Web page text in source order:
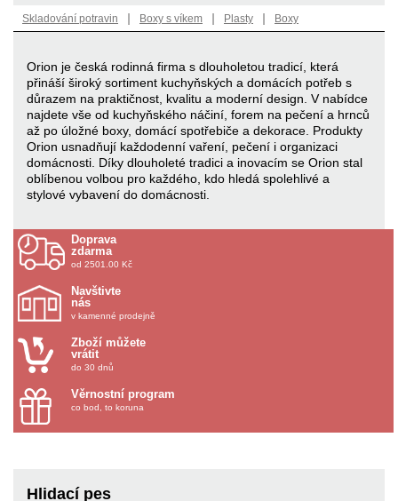
Skladování potravin | Boxy s víkem | Plasty | Boxy
Orion je česká rodinná firma s dlouholetou tradicí, která
přináší široký sortiment kuchyňských a domácích potřeb s
důrazem na praktičnost, kvalitu a moderní design. V nabídce
najdete vše od kuchyňského náčiní, forem na pečení a hrnců
až po úložné boxy, domácí spotřebiče a dekorace. Produkty
Orion usnadňují každodenní vaření, pečení i organizaci
domácnosti. Díky dlouholeté tradici a inovacím se Orion stal
oblíbenou volbou pro každého, kdo hledá spolehlivé a
stylové vybavení do domácnosti.
Doprava
zdarma
od 2501.00 Kč
Navštivte
nás
v kamenné prodejně
Zboží můžete
vrátit
do 30 dnů
Věrnostní program
co bod, to koruna
Hlidací pes